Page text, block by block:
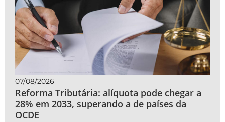
07/08/2026
Reforma Tributária: alíquota pode chegar a
28% em 2033, superando a de países da
OCDE